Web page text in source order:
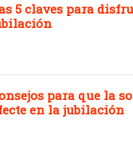
5 claves para
para que la
en la jubilación